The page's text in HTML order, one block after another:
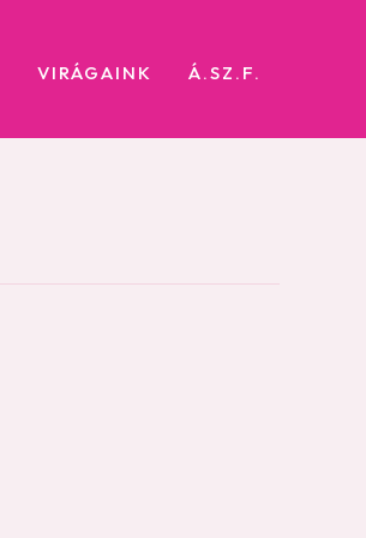
VIRÁGAINK Á.SZ.F.